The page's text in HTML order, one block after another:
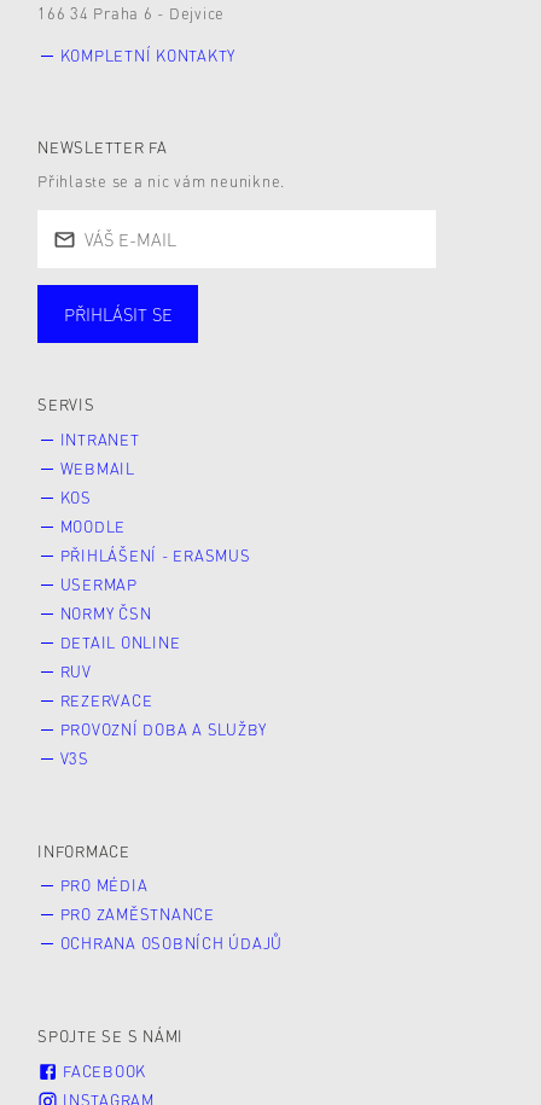
166 34 Praha 6 - Dejvice
KOMPLETNÍ KONTAKTY
NEWSLETTER FA
Přihlaste se a nic vám neunikne.
PŘIHLÁSIT SE
SERVIS
INTRANET
WEBMAIL
KOS
MOODLE
PŘIHLÁŠENÍ - ERASMUS
USERMAP
NORMY ČSN
DETAIL ONLINE
RUV
REZERVACE
PROVOZNÍ DOBA A SLUŽBY
V3S
INFORMACE
PRO MÉDIA
PRO ZAMĚSTNANCE
OCHRANA OSOBNÍCH ÚDAJŮ
SPOJTE SE S NÁMI
FACEBOOK
INSTAGRAM